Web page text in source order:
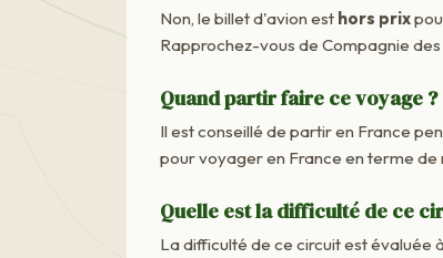
Non, le billet d'avion est hors prix
Rapprochez-vous de Compagnie
Quand partir faire ce voyage ?
Il est conseillé de partir en France
pour voyager en France en terme de
Quelle est la difficulté de ce
La difficulté de ce circuit est évaluée